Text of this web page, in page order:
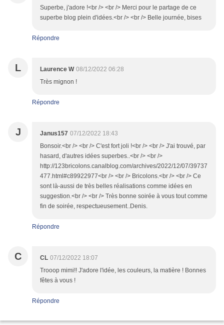
Superbe, j'adore !<br /> <br /> Merci pour le partage de ce
superbe blog plein d'idées.<br /> <br /> Belle journée, bises
Répondre
L Laurence W 08/12/2022 06:28
Très mignon !
Répondre
J Janus157 07/12/2022 18:43
Bonsoir.<br /> <br /> C'est fort joli !<br /> <br /> J'ai trouvé, par
hasard, d'autres idées superbes..<br /> <br />
http://123bricolons.canalblog.com/archives/2022/12/07/39737
477.html#c89922977<br /> <br /> Bricolons.<br /> <br /> Ce
sont là-aussi de très belles réalisations comme idées en
suggestion.<br /> <br /> Très bonne soirée à vous tout comme
fin de soirée, respectueusement..Denis.
Répondre
C CL 07/12/2022 18:07
Trooop mimi!! J'adore l'idée, les couleurs, la matière ! Bonnes
fêtes à vous !
Répondre